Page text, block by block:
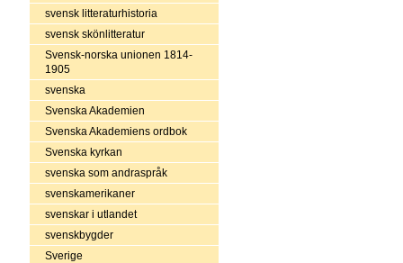
svensk litteraturhistoria
svensk skönlitteratur
Svensk-norska unionen 1814-
1905
svenska
Svenska Akademien
Svenska Akademiens ordbok
Svenska kyrkan
svenska som andraspråk
svenskamerikaner
svenskar i utlandet
svenskbygder
Sverige